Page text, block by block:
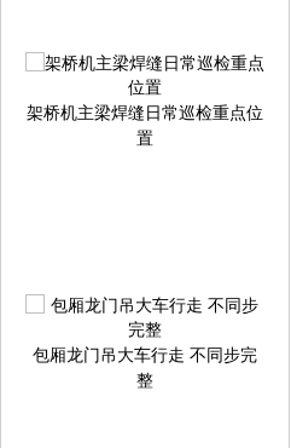
架桥机主梁焊缝日常巡检重点位
置
包厢龙门吊大车行走 不同步完
整